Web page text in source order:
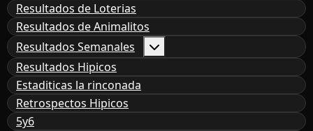
Resultados de Loterias
Resultados de Animalitos
Resultados Semanales
Resultados Hipicos
Estaditicas la rinconada
Retrospectos Hipicos
5y6